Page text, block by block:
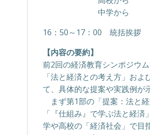
中学から 兼間 昌智
16：50～17：00 統括
【内容の要約】
前2回の経済教育シンポジウ
「法と経済との考え方」お
て、具体的な提案や実践例が
まず第1部の「提案：法と
「『仕組み』で学ぶ法と経
学や高校の「経済社会」で目